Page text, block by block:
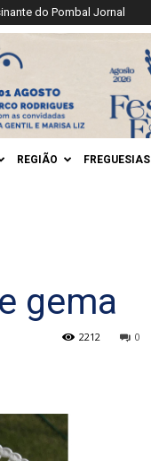
do Pombal Jornal
REGIÃO FREGUESIAS
gema
0
2212